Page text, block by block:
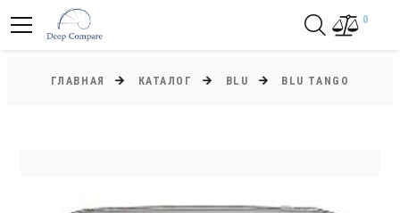
0
ГЛАВНАЯ КАТАЛОГ BLU BLU TANGO